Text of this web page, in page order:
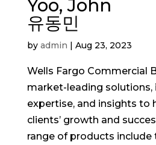
Yoo, John
유동민
by admin | Aug 23, 2023
Wells Fargo Commercial
market-leading solutions,
expertise, and insights to
clients’ growth and
range of products include